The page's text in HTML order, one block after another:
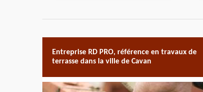
Entreprise RD PRO, référence en travaux de
terrasse dans la ville de Cavan